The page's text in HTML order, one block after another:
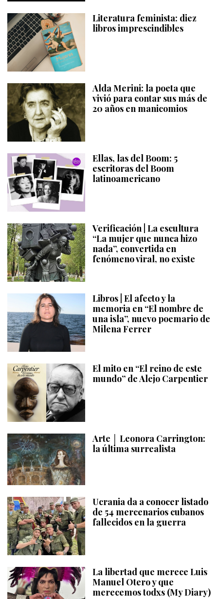
Literatura feminista: diez
libros imprescindibles
Alda Merini: la poeta que
vivió para contar sus más de
20 años en manicomios
Ellas, las del Boom: 5
escritoras del Boom
latinoamericano
Verificación | La escultura
“La mujer que nunca hizo
nada”, convertida en
fenómeno viral, no existe
Libros | El afecto y la
memoria en “El nombre de
una isla”, nuevo poemario de
Milena Ferrer
El mito en “El reino de este
mundo” de Alejo Carpentier
Arte │ Leonora Carrington:
la última surrealista
Ucrania da a conocer listado
de 54 mercenarios cubanos
fallecidos en la guerra
La libertad que merece Luis
Manuel Otero y que
merecemos todxs (My Diary)